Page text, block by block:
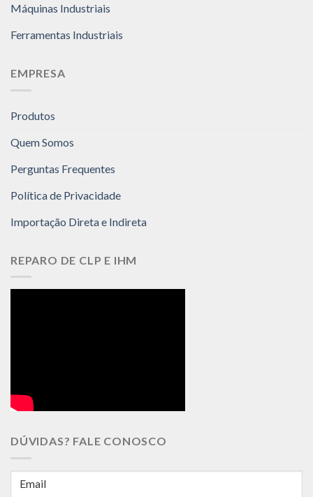
Máquinas Industriais
Ferramentas Industriais
EMPRESA
Produtos
Quem Somos
Perguntas Frequentes
Política de Privacidade
Importação Direta e Indireta
REPARO DE CLP E IHM
DÚVIDAS? FALE CONOSCO